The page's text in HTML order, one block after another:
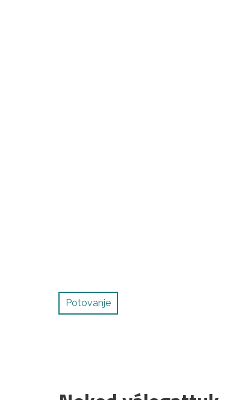
Potovanje